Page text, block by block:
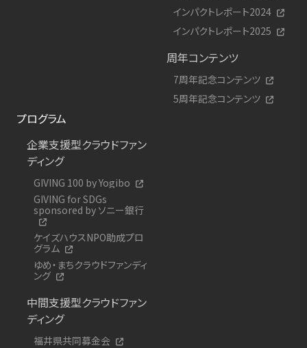
インパクトレポート2024
インパクトレポート2025
周年コンテンツ
7周年記念コンテンツ
5周年記念コンテンツ
プログラム
企業支援型クラウドファン
ディング
GIVING 100 by Yogibo
GIVING for SDGs
sponsored by ソニー銀行
ケイズハウスNPO助成プロ
グラム
ゆめ・まちクラウドファンディ
ング
中間支援型クラウドファン
ディング
福井県共同募金会